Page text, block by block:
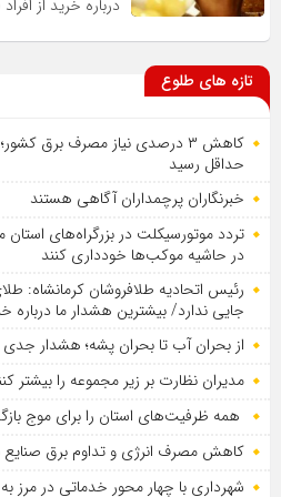
درباره خرید از
تازه های طلوع
کاهش ۳ درصدی نیاز مصرف برق
حداقل رسید
خبرنگاران پرچمداران آگاهی هستند
تردد موتورسیکلت در بزرگراه‌های
در حاشیه موکب‌ها خودداری کنند
رئیس اتحادیه طلافروشان کرمانشاه:
جایی ندارد/ بیشترین هشدار ما درباره
از بحران آب تا بحران پشه؛ هشدار جدی
مدیران نظارت بر زیر مجموعه را بیشتر
همه ظرفیت‌های استان را برای موج
کاهش مصرف انرژی و تداوم برق صنایع
شهرداری با چهار محور خدماتی در مرز